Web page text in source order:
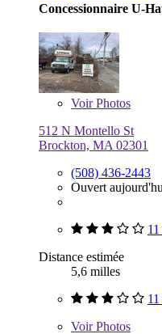
Concessionnaire U-
VoirPhotos
512 N Montello St
Brockton, MA 02301
(508) 436-2443
Ouvert
Distance estimée
5,6 milles
VoirPhotos